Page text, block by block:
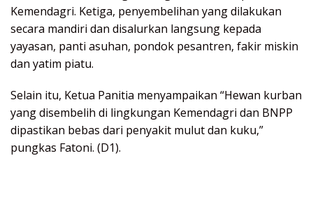
Kemendagri. Ketiga, penyembelihan yang dilakukan
secara mandiri dan disalurkan langsung kepada
yayasan, panti asuhan, pondok pesantren, fakir miskin
dan yatim piatu.
Selain itu, Ketua Panitia menyampaikan “Hewan kurban
yang disembelih di lingkungan Kemendagri dan BNPP
dipastikan bebas dari penyakit mulut dan kuku,”
pungkas Fatoni. (D1).